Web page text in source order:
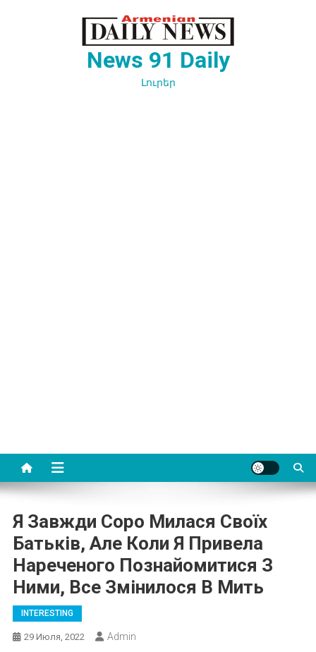
News 91 Daily
Լուրեր
Я Завжди Соро Милася Своїх
Батьків, Але Коли Я Привела
Нареченого Познайомитися З
Ними, Все Змінилося В Мить
INTERESTING
29 Июля, 2022 Admin